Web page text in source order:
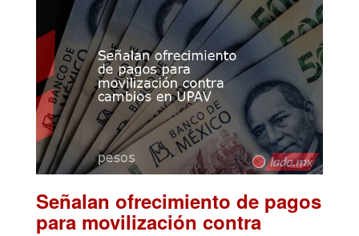
Señalan ofrecimiento de pagos
para movilización contra